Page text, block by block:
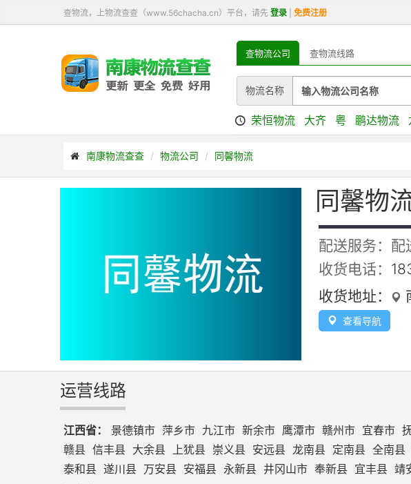
查物流，上物流查查（www.56chacha.cn）平台，请先 登录 免费注册
查物流公司 查物流线路
物流名称
荣恒物流 大齐 粤 鹏达物流
南康物流查查 物流公司 同馨物流
同馨物
配送服务：配
收货电话：
收货地址：
查看导航
运营线路
江西省： 景德镇市 萍乡市 九江市 新余市 鹰潭市 赣州市 宜春市
赣县 信丰县 大余县 上犹县 崇义县 安远县 龙南县 定南县 全南县
泰和县 遂川县 万安县 安福县 永新县 井冈山市 奉新县 宜丰县 靖